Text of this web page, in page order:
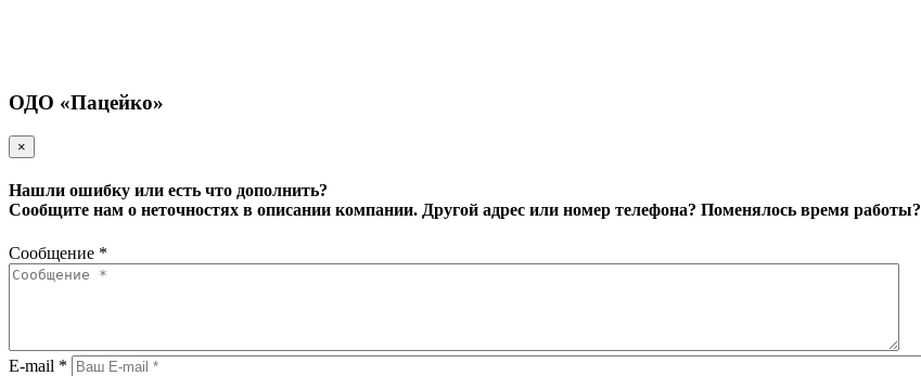
ОДО «Пацейко»
×
Нашли ошибку или есть что дополнить?
Сообщите нам о неточностях в описании компании. Другой адрес или номер телефона? Поменялось время работы?
Сообщение *
E-mail *